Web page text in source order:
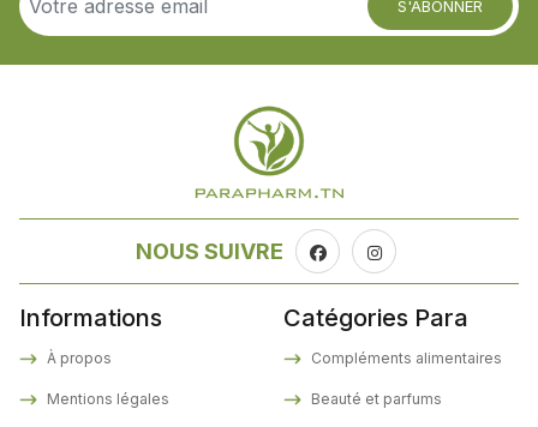
S'ABONNER
NOUS SUIVRE
Informations
À propos
Mentions légales
Catégories Para
Compléments alimentaires
Beauté et parfums